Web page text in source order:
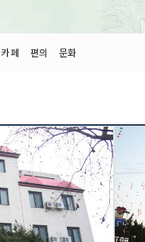
카페 편의 문화